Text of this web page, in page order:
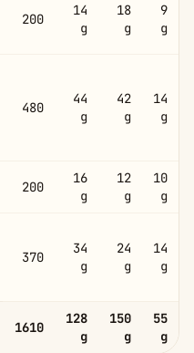
200
14
g
18
g
9
g
480
44
g
42
g
14
g
200
16
g
12
g
10
g
370
34
g
24
g
14
g
1610
128
g
150
g
55
g